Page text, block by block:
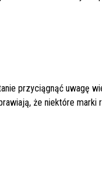
przyciągnąć uwagę
że niektóre